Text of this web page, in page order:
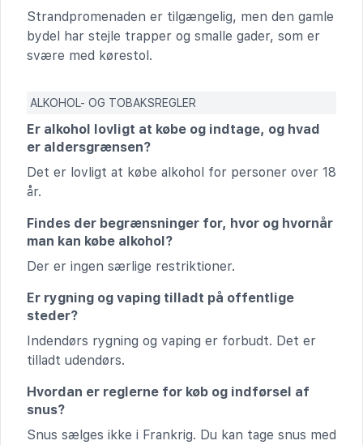
Strandpromenaden er tilgængelig, men den gamle
bydel har stejle trapper og smalle gader, som er
svære med kørestol.
ALKOHOL- OG TOBAKSREGLER
Er alkohol lovligt at købe og indtage, og hvad
er aldersgrænsen?
Det er lovligt at købe alkohol for personer over 18
år.
Findes der begrænsninger for, hvor og hvornår
man kan købe alkohol?
Der er ingen særlige restriktioner.
Er rygning og vaping tilladt på offentlige
steder?
Indendørs rygning og vaping er forbudt. Det er
tilladt udendørs.
Hvordan er reglerne for køb og indførsel af
snus?
Snus sælges ikke i Frankrig. Du kan tage snus med